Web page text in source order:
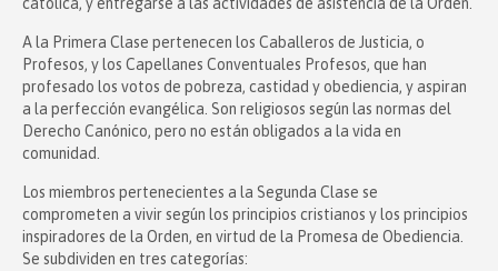
A la Primera Clase pertenecen los Caballeros de Justicia, o
Profesos, y los Capellanes Conventuales Profesos, que han
profesado los votos de pobreza, castidad y obediencia, y aspiran
a la perfección evangélica. Son religiosos según las normas del
Derecho Canónico, pero no están obligados a la vida en
comunidad.
Los miembros pertenecientes a la Segunda Clase se
comprometen a vivir según los principios cristianos y los principios
inspiradores de la Orden, en virtud de la Promesa de Obediencia.
Se subdividen en tres categorías: